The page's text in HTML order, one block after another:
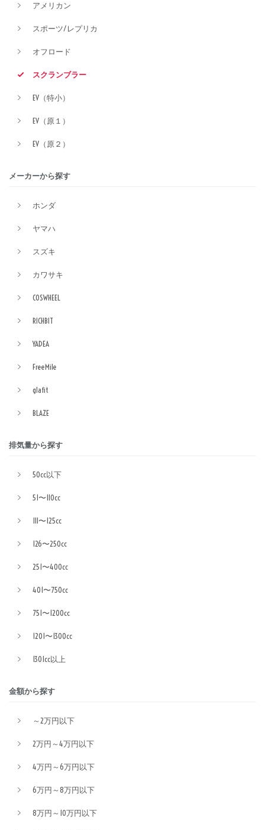
アメリカン
スポーツ/レプリカ
オフロード
スクランブラー
EV（特小）
EV（原１）
EV（原２）
メーカーから探す
ホンダ
ヤマハ
スズキ
カワサキ
COSWHEEL
RICHBIT
YADEA
FreeMile
glafit
BLAZE
排気量から探す
50cc以下
51〜110cc
111〜125cc
126〜250cc
251〜400cc
401〜750cc
751〜1200cc
1201〜1300cc
1301cc以上
金額から探す
～2万円以下
2万円～4万円以下
4万円～6万円以下
6万円～8万円以下
8万円～10万円以下